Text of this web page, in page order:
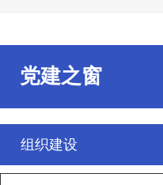
党建之窗
组织建设